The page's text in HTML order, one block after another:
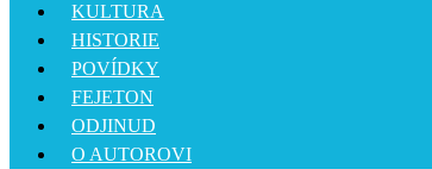
KULTURA
HISTORIE
POVÍDKY
FEJETON
ODJINUD
O AUTOROVI